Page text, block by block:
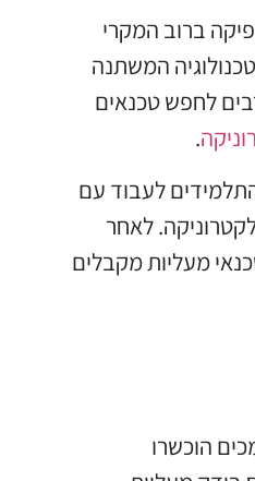
ברוב המקרי
המשתנה
לחפש טכנאים
.
לעבוד עם
לאחר
מעליות מקבלים
הוכשרו